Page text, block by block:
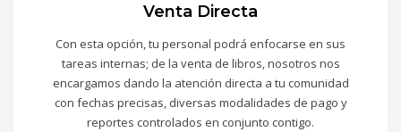
Venta Directa
Con esta opción, tu personal podrá enfocarse en sus
tareas internas; de la venta de libros, nosotros nos
encargamos dando la atención directa a tu comunidad
con fechas precisas, diversas modalidades de pago y
reportes controlados en conjunto contigo.